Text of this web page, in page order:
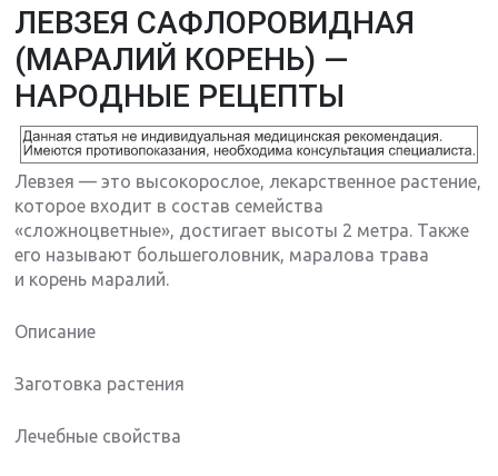
ЛЕВЗЕЯ САФЛОРОВИДНАЯ
(МАРАЛИЙ КОРЕНЬ) —
НАРОДНЫЕ РЕЦЕПТЫ
Левзея — это высокорослое, лекарственное растение,
которое входит в состав семейства
«сложноцветные», достигает высоты 2 метра. Также
его называют большеголовник, маралова трава
и корень маралий.
Описание
Заготовка растения
Лечебные свойства